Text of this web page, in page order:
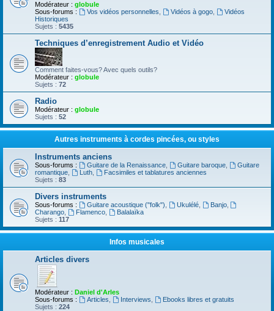
Modérateur : globule
Sous-forums :
Vos vidéos personnelles Vidéos à gogo,
Vidéos
Historiques
Sujets : 5435
Techniques d’enregistrement Audio et Vidéo
Comment faites-vous? Avec quels outils?
Modérateur : globule
Sujets : 72
Radio
Modérateur : globule
Sujets : 52
Autres instruments à cordes pincées, ou styles
Instruments anciens
Sous-forums : Guitare de la Renaissance, Guitare baroque,
Guitare
romantique
Luth,
Facsimiles et tablatures anciennes
Sujets : 83
Divers instruments
Sous-forums : Guitare acoustique ("folk") Ukulélé, Banjo,
Charango
Flamenco,
Balalaïka
Sujets : 117
Infos musicales
Articles divers
Modérateur : Daniel d'Arles
Sous-forums :
Articles Interviews
Ebooks libres et gratuits
Sujets : 224